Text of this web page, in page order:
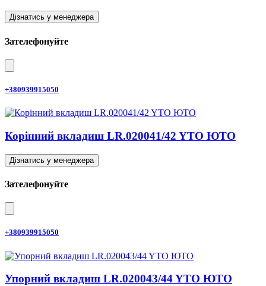
Дізнатись у менеджера
Зателефонуйте
+380939915050
Корінний вкладиш LR.020041/42 YTO ЮТО
Дізнатись у менеджера
Зателефонуйте
+380939915050
Упорний вкладиш LR.020043/44 YTO ЮТО